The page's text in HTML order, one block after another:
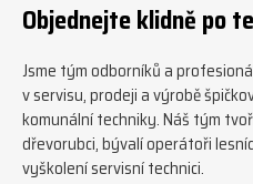
Objednejte klidně po
Jsme tým odborníků a
v servisu, prodeji a výrobě
komunální techniky. Náš tým
dřevorubci, bývalí operátoři
vyškolení servisní technici.